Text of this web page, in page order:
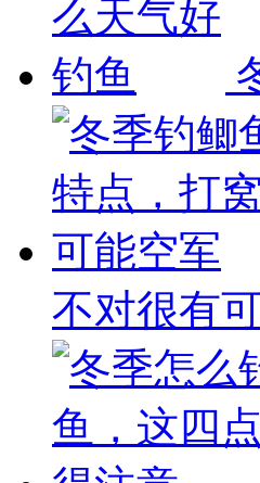
不对很有